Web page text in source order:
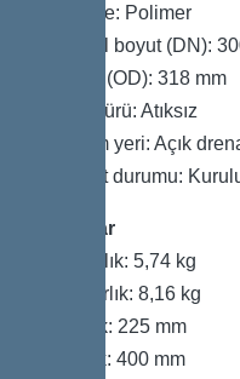
Malzeme: Polimer
Nominal boyut (DN):
Dış çap (OD): 318 mm
Atık su türü: Atıksız
Kurulum yeri: Açık
Teslimat durumu:
Boyutlar
Net ağırlık: 5,74 kg
Brüt ağırlık: 8,16 kg
Uzunluk: 225 mm
Genişlik: 400 mm